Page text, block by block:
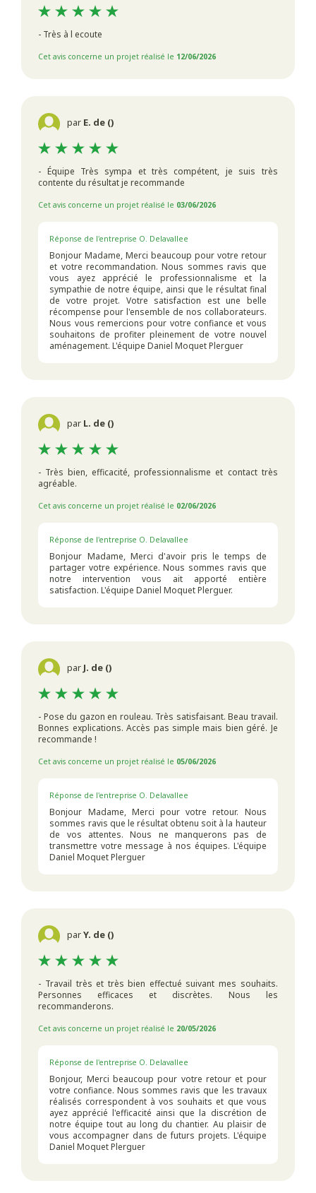
- Très à l ecoute
Cet avis concerne un projet réalisé le 12/06/2026
par E. de ()
- Équipe Très sympa et très compétent, je suis très
contente du résultat je recommande
Cet avis concerne un projet réalisé le 03/06/2026
Réponse de l'entreprise O. Delavallee
Bonjour Madame, Merci beaucoup pour votre retour
et votre recommandation. Nous sommes ravis que
vous ayez apprécié le professionnalisme et la
sympathie de notre équipe, ainsi que le résultat final
de votre projet. Votre satisfaction est une belle
récompense pour l'ensemble de nos collaborateurs.
Nous vous remercions pour votre confiance et vous
souhaitons de profiter pleinement de votre nouvel
aménagement. L'équipe Daniel Moquet Plerguer
par L. de ()
- Très bien, efficacité, professionnalisme et contact très
agréable.
Cet avis concerne un projet réalisé le 02/06/2026
Réponse de l'entreprise O. Delavallee
Bonjour Madame, Merci d'avoir pris le temps de
partager votre expérience. Nous sommes ravis que
notre intervention vous ait apporté entière
satisfaction. L'équipe Daniel Moquet Plerguer.
par J. de ()
- Pose du gazon en rouleau. Très satisfaisant. Beau travail.
Bonnes explications. Accès pas simple mais bien géré. Je
recommande !
Cet avis concerne un projet réalisé le 05/06/2026
Réponse de l'entreprise O. Delavallee
Bonjour Madame, Merci pour votre retour. Nous
sommes ravis que le résultat obtenu soit à la hauteur
de vos attentes. Nous ne manquerons pas de
transmettre votre message à nos équipes. L'équipe
Daniel Moquet Plerguer
parY. de ()
- Travail très et très bien effectué suivant mes souhaits.
Personnes efficaces et discrètes. Nous les
recommanderons.
Cet avis concerne un projet réalisé le 20/05/2026
Réponse de l'entreprise O. Delavallee
Bonjour, Merci beaucoup pour votre retour et pour
votre confiance. Nous sommes ravis que les travaux
réalisés correspondent à vos souhaits et que vous
ayez apprécié l'efficacité ainsi que la discrétion de
notre équipe tout au long du chantier. Au plaisir de
vous accompagner dans de futurs projets. L'équipe
Daniel Moquet Plerguer